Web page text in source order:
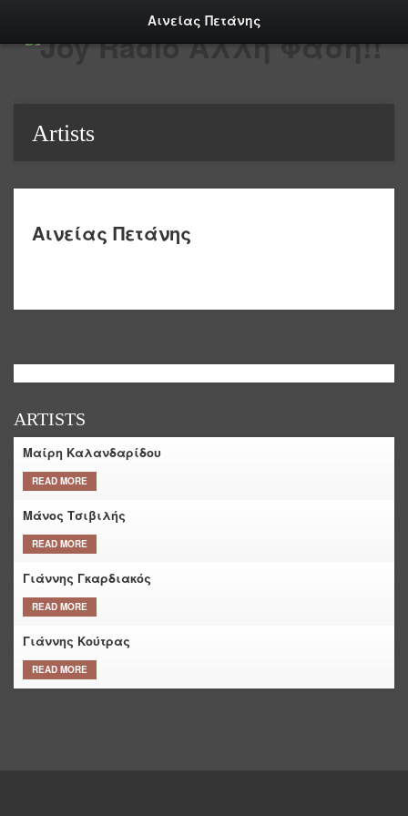
Αινείας Πετάνης
Artists
Αινείας Πετάνης
ARTISTS
Μαίρη Καλανδαρίδου
READ MORE
Μάνος Τσιβιλής
READ MORE
Γιάννης Γκαρδιακός
READ MORE
Γιάννης Κούτρας
READ MORE